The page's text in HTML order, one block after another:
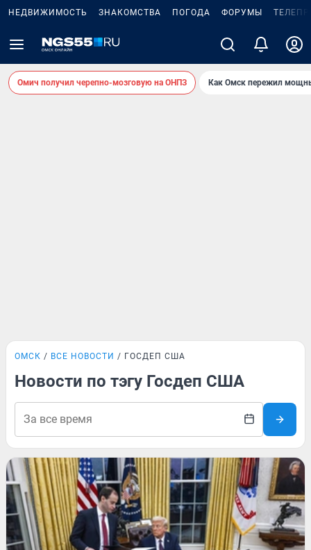
НЕДВИЖИМОСТЬ ЗНАКОМСТВА ПОГОДА ФОРУМЫ
Омич получил черепно-мозговую на ОНПЗ Как Омск пережил
ОМСК ВСЕ НОВОСТИ ГОСДЕП США
Новости по тэгу Госдеп США